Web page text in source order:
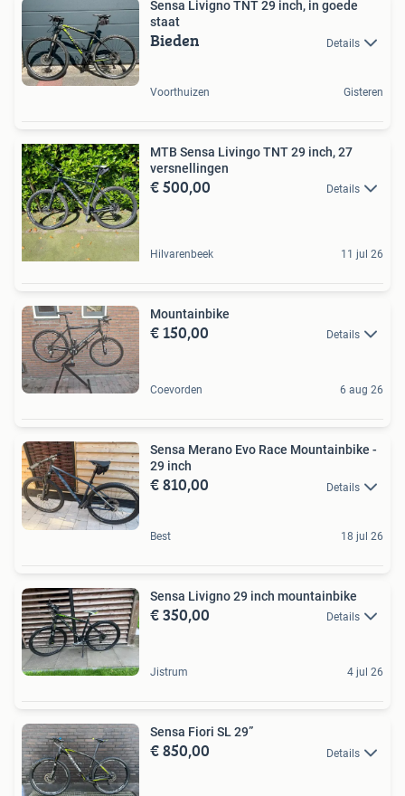
Sensa Livigno TNT 29 inch, in goede
staat
Bieden Details
Voorthuizen Gisteren
MTB Sensa Livingo TNT 29 inch, 27
versnellingen
€ 500,00 Details
Hilvarenbeek 11 jul 26
Mountainbike
€ 150,00 Details
Coevorden 6 aug 26
Sensa Merano Evo Race Mountainbike -
29 inch
€ 810,00 Details
Best 18 jul 26
Sensa Livigno 29 inch mountainbike
€ 350,00 Details
Jistrum 4 jul 26
Sensa Fiori SL 29”
€ 850,00 Details